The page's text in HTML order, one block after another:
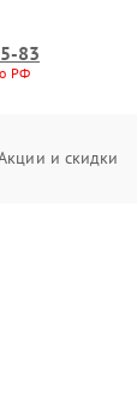
83
РФ
и скидки